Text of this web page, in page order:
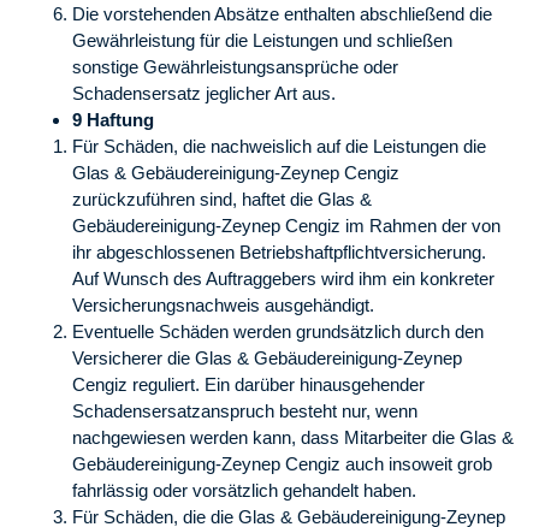
Die vorstehenden Absätze enthalten abschließend die
Gewährleistung für die Leistungen und schließen
sonstige Gewährleistungsansprüche oder
Schadensersatz jeglicher Art aus.
9 Haftung
Für Schäden, die nachweislich auf die Leistungen die
Glas & Gebäudereinigung-Zeynep Cengiz
zurückzuführen sind, haftet die Glas &
Gebäudereinigung-Zeynep Cengiz im Rahmen der von
ihr abgeschlossenen Betriebshaftpflichtversicherung.
Auf Wunsch des Auftraggebers wird ihm ein konkreter
Versicherungsnachweis ausgehändigt.
Eventuelle Schäden werden grundsätzlich durch den
Versicherer die Glas & Gebäudereinigung-Zeynep
Cengiz reguliert. Ein darüber hinausgehender
Schadensersatzanspruch besteht nur, wenn
nachgewiesen werden kann, dass Mitarbeiter die Glas &
Gebäudereinigung-Zeynep Cengiz auch insoweit grob
fahrlässig oder vorsätzlich gehandelt haben.
Für Schäden, die die Glas & Gebäudereinigung-Zeynep